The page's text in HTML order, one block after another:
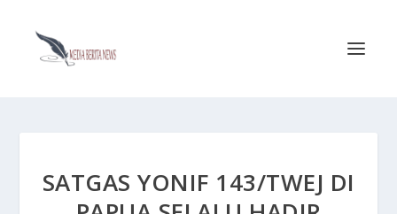
SATGAS YONIF 143/TWEJ DI